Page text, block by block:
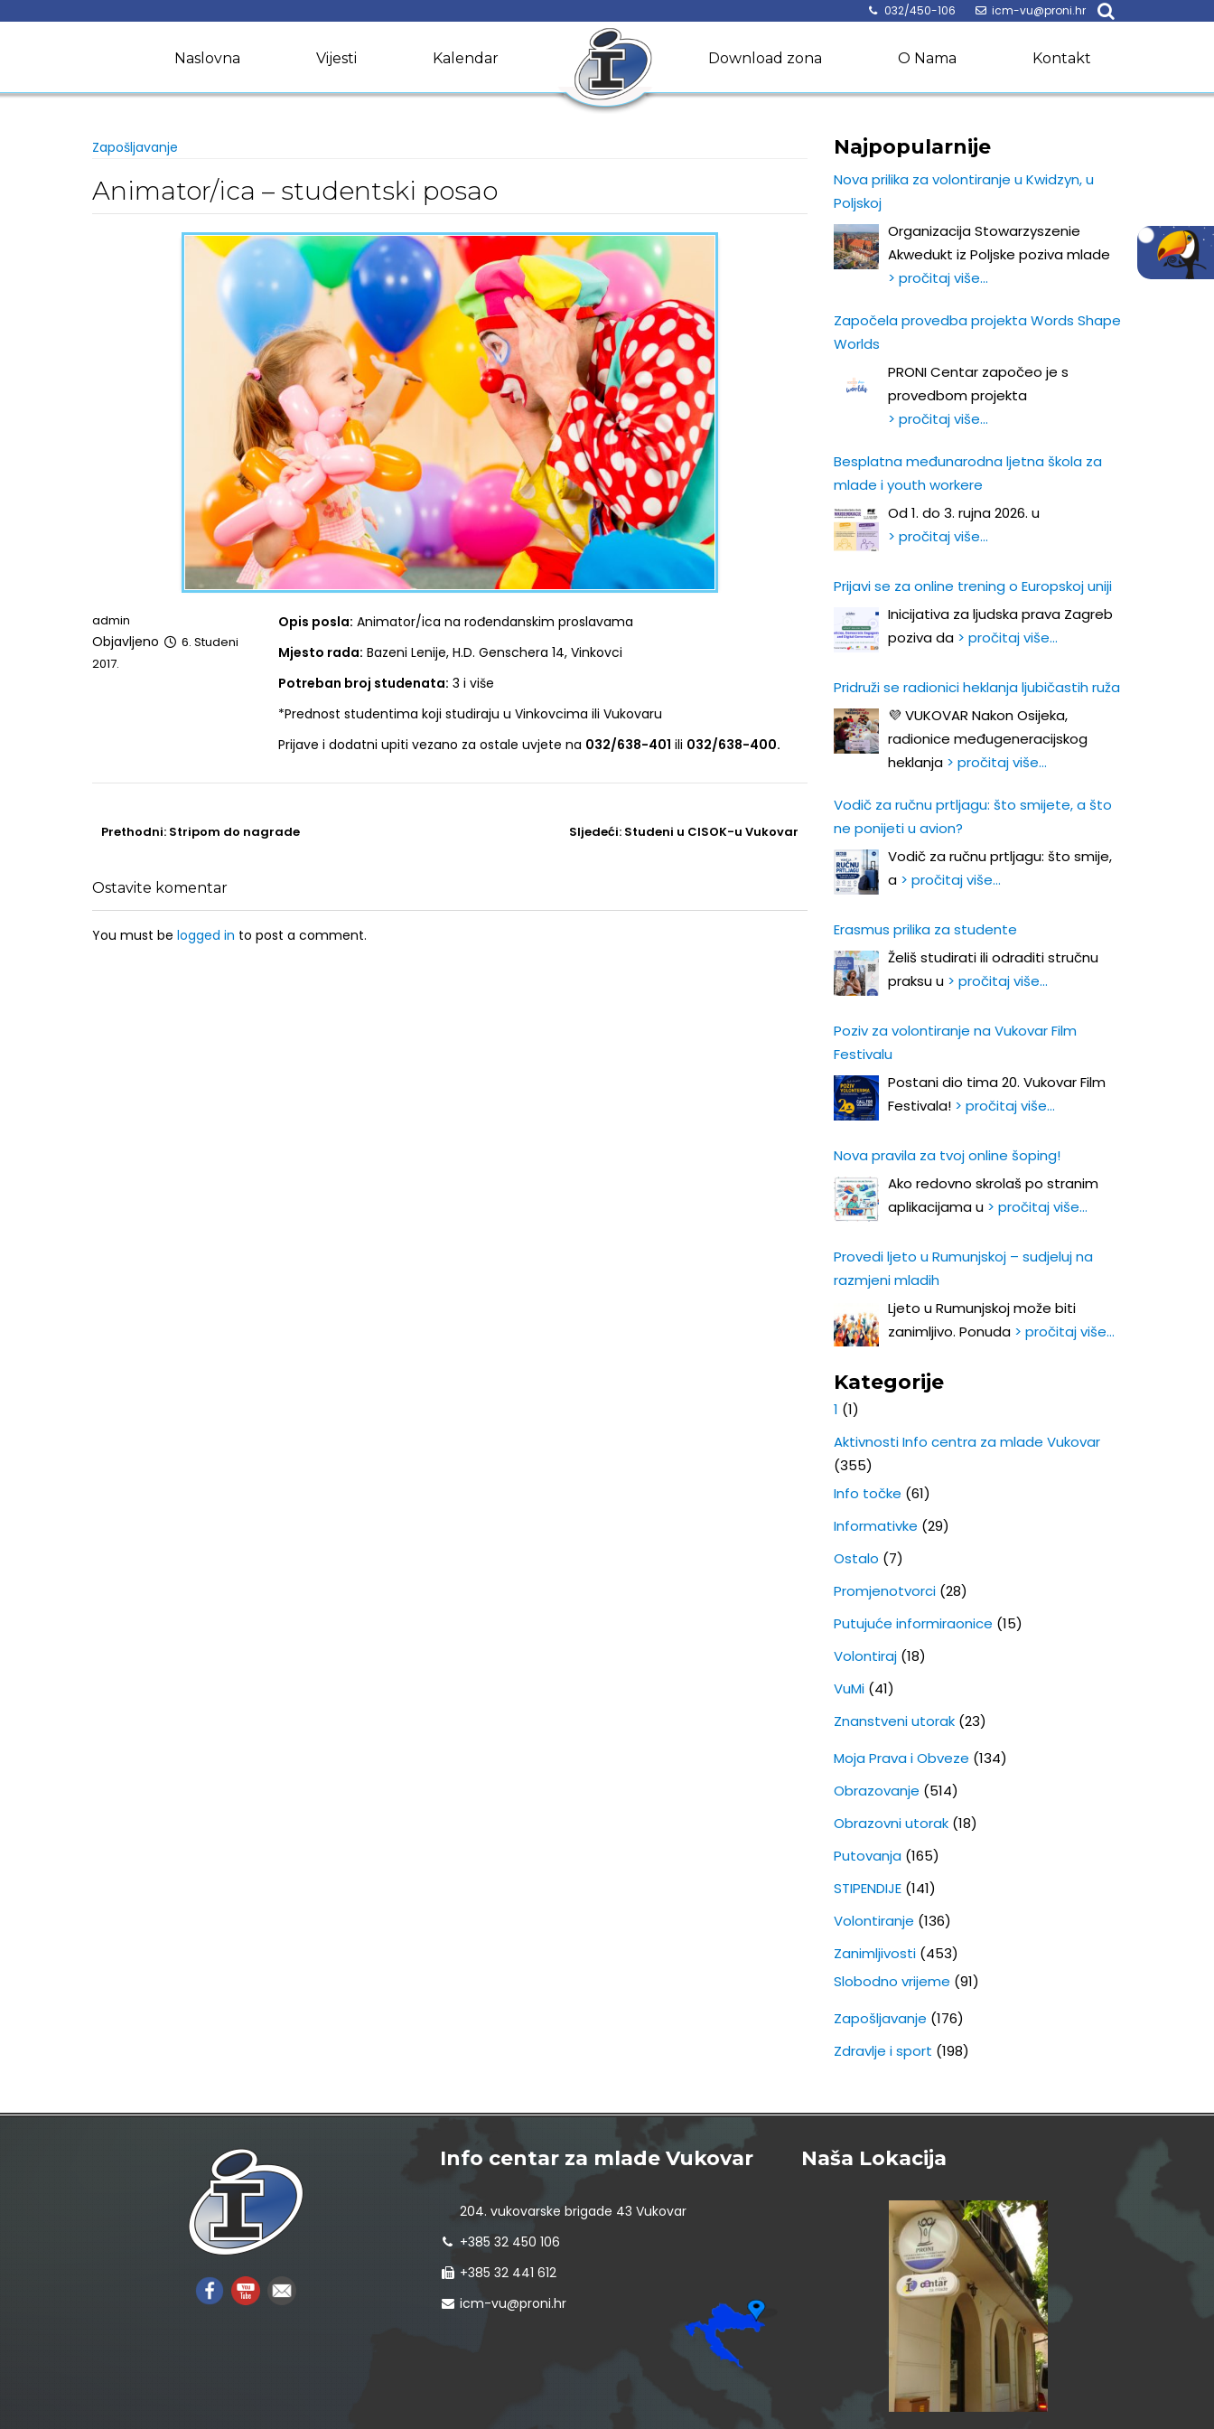
032/450-106 icm-vu@proni.hr
Naslovna Vijesti Kalendar Download zona O Nama Kontakt
Zapošljavanje
Animator/ica – studentski posao
Opis posla: Animator/ica na rođendanskim proslavama
Mjesto rada: Bazeni Lenije, H.D. Genschera 14, Vinkovci
Potreban broj studenata: 3 i više
*Prednost studentima koji studiraju u Vinkovcima ili Vukovaru
Prijave i dodatni upiti vezano za ostale uvjete na 032/638-401 ili 032/638-400.
admin
Objavljeno
6. Studeni
2017.
navigation
Prethodni: Prethodni
Stripom do nagrade Sljedeći: Sljedeći
Studeni u CISOK-u Vukovar
Ostavite komentar
You must be logged in to post a comment.
Najpopularnije
Nova prilika za volontiranje u Kwidzyn, u
Poljskoj
Organizacija Stowarzyszenie
Akwedukt iz Poljske poziva mlade
> pročitaj više…
Započela provedba projekta Words Shape
Worlds
PRONI Centar započeo je s
provedbom projekta
> pročitaj više…
Besplatna međunarodna ljetna škola za
mlade i youth workere
Od 1. do 3. rujna 2026. u
> pročitaj više…
Prijavi se za online trening o Europskoj uniji
Inicijativa za ljudska prava Zagreb
poziva da > pročitaj više…
Pridruži se radionici heklanja ljubičastih ruža
💜 VUKOVAR Nakon Osijeka,
radionice međugeneracijskog
heklanja > pročitaj više…
Vodič za ručnu prtljagu: što smijete, a što
ne ponijeti u avion?
Vodič za ručnu prtljagu: što smije,
a > pročitaj više…
Erasmus prilika za studente
Želiš studirati ili odraditi stručnu
praksu u > pročitaj više…
Poziv za volontiranje na Vukovar Film
Festivalu
Postani dio tima 20. Vukovar Film
Festivala! > pročitaj više…
Nova pravila za tvoj online šoping!
Ako redovno skrolaš po stranim
aplikacijama u > pročitaj više…
Provedi ljeto u Rumunjskoj – sudjeluj na
razmjeni mladih
Ljeto u Rumunjskoj može biti
zanimljivo. Ponuda > pročitaj više…
Kategorije
1 (1)
Aktivnosti Info centra za mlade Vukovar
(355)
Info točke (61)
Informativke (29)
Ostalo (7)
Promjenotvorci(28)
Putujuće informiraonice (15)
Volontiraj(18)
VuMi(41)
Znanstveni utorak(23)
Moja Prava i Obveze (134)
Obrazovanje (514)
Obrazovni utorak(18)
Putovanja(165)
STIPENDIJE(141)
Volontiranje (136)
Zanimljivosti(453)
Slobodno vrijeme (91)
Zapošljavanje (176)
Zdravlje i sport (198)
Info centar za mlade Vukovar
204. vukovarske brigade 43 Vukovar
+385 32 450 106
+385 32 441 612
icm-vu@proni.hr
Naša Lokacija